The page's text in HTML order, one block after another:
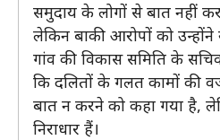
समुदाय के लोगों से बात नहीं
लेकिन बाकी आरोपों को उन्होंने
गांव की विकास समिति के
कि दलितों के गलत कामों की
बात न करने को कहा गया है,
निराधार हैं।